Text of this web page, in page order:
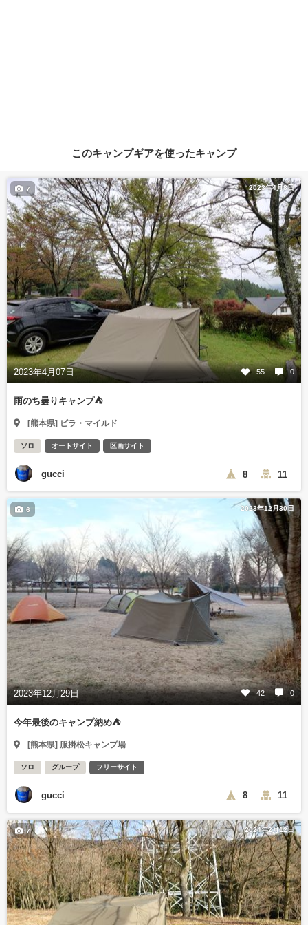
このキャンプギアを使ったキャンプ
2023年4月8日
2023年4月07日 55 0
7
雨のち曇りキャンプ⛺
[熊本県] ビラ・マイルド
ソロ オートサイト 区画サイト
gucci 8 11
2023年12月30日
2023年12月29日 42 0
6
今年最後のキャンプ納め⛺
[熊本県] 服掛松キャンプ場
ソロ グループ フリーサイト
gucci 8 11
2024年2月12日
7